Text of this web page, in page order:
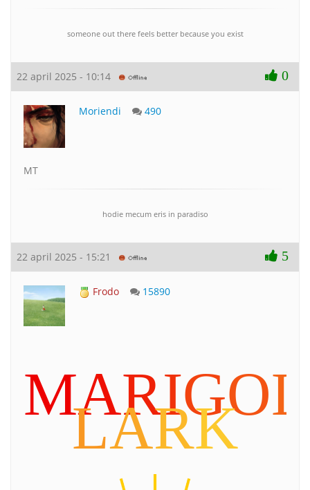
someone out there feels better because you exist
22 april 2025 - 10:14 0
Moriendi 490
MT
hodie mecum eris in paradiso
22 april 2025 - 15:21 5
Frodo 15890
MARIGOL
LARK